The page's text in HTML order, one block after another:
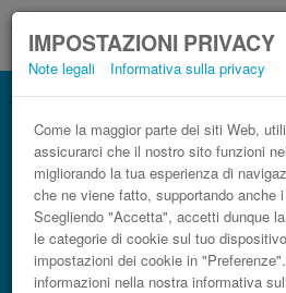
IMPOSTAZIONI PRIVACY
Note legali Informativa sulla privacy
Come la maggior parte dei siti Web,
assicurarci che il nostro sito funzioni
migliorando la tua esperienza di
che ne viene fatto, supportando anche
Scegliendo "Accetta", accetti dunque
le categorie di cookie sul tuo
impostazioni dei cookie in
informazioni nella nostra informativa
Autobus Aeroporto
(BVA) Saint-
Prenota il biglietto del